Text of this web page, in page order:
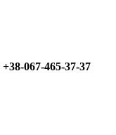
+38-067-465-37-37